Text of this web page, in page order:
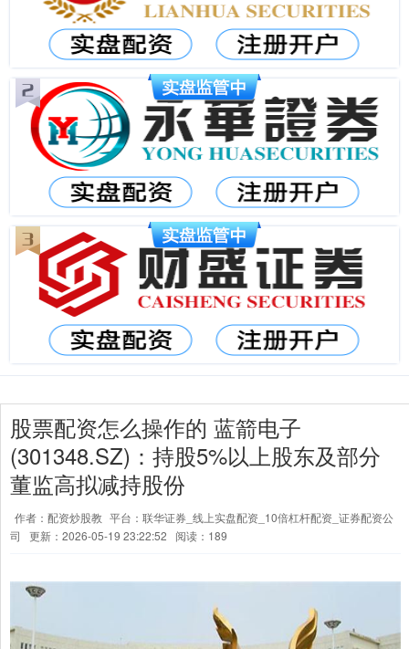
股票配资怎么操作的 蓝箭电子
(301348.SZ)：持股5%以上股东及部分
董监高拟减持股份
作者：配资炒股教 平台：联华证券_线上实盘配资_10倍杠杆配资_证券配资公
司
更新：2026-05-19 23:22:52 阅读：189